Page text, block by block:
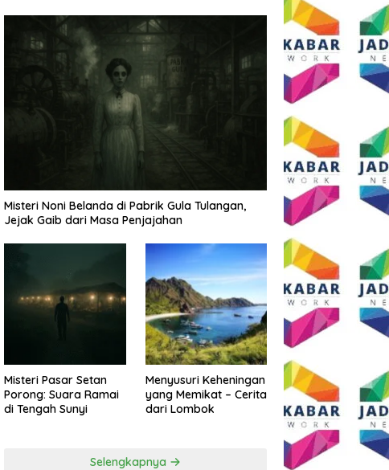
Misteri Noni Belanda di Pabrik Gula Tulangan,
Jejak Gaib dari Masa Penjajahan
Misteri Pasar Setan
Porong: Suara Ramai
di Tengah Sunyi
Menyusuri Keheningan
yang Memikat – Cerita
dari Lombok
Selengkapnya